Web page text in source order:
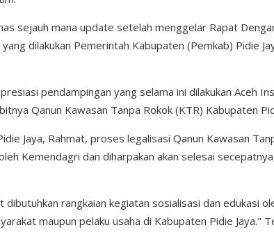
sejauh mana update setelah menggelar Rapat
dilakukan Pemerintah Kabupaten (Pemkab) Pidie
pendampingan yang selama ini dilakukan Aceh
Qanun Kawasan Tanpa Rokok (KTR) Kabupaten
Jaya, Rahmat, proses legalisasi Qanun Kawasan
Kemendagri dan diharpakan akan selesai
rangkaian kegiatan sosialisasi dan edukasi
maupun pelaku usaha di Kabupaten Pidie Jaya."